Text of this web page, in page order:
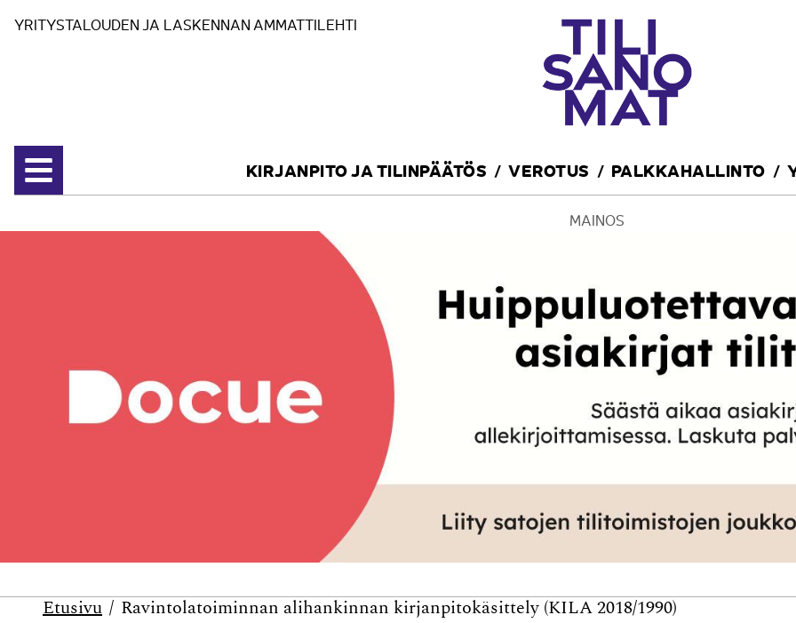
YRITYSTALOUDEN JA LASKENNAN AMMATTILEHTI
Avaa valikko
KIRJANPITO JA TILINPÄÄTÖS VEROTUS PALKKAHALLINTO
MAINOS
Etusivu Ravintolatoiminnan alihankinnan kirjanpito­käsittely (KILA 2018/1990)